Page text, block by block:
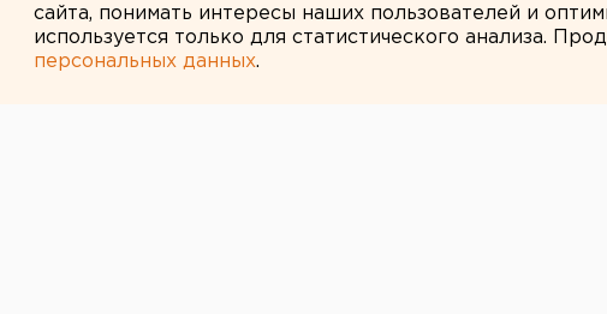
сайта, понимать интересы наших пользователей и
используется только для статистического анализа.
персональных данных.